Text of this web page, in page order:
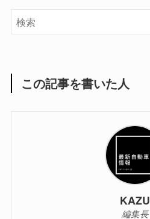
この記事を書いた人
KAZU
編集長